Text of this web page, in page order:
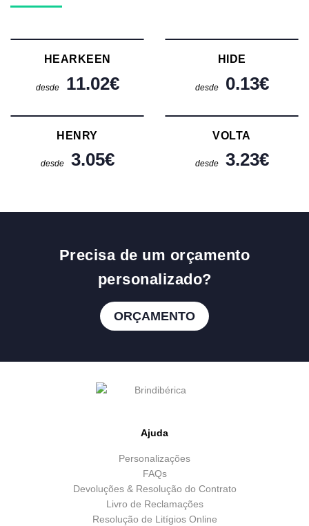
HEARKEEN
desde 11.02€
HIDE
desde 0.13€
HENRY
desde 3.05€
VOLTA
desde 3.23€
Precisa de um orçamento
personalizado?
ORÇAMENTO
Ajuda
Personalizações
FAQs
Devoluções & Resolução do Contrato
Livro de Reclamações
Resolução de Litígios Online